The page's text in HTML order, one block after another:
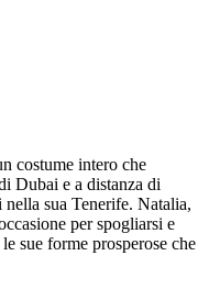
costume intero che
Dubai e a distanza di
sua Tenerife. Natalia,
per spogliarsi e
sue forme prosperose che